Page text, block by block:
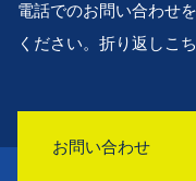
電話でのお問い合わせ
ください。折り返しこ
お問い合わせ